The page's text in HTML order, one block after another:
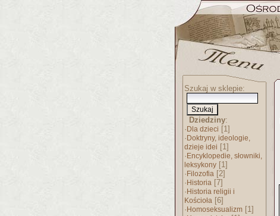
Szukaj w sklepie:
Dziedziny:
· Dla dzieci [1]
· Doktryny, ideologie,
dzieje idei [1]
· Encyklopedie, słowniki,
leksykony [1]
· Filozofia [2]
· Historia [7]
· Historia religii i
Kościoła [6]
· Homoseksualizm [1]